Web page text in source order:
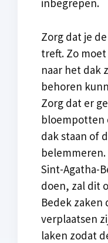
inbegrepen.
Zorg dat je
treft. Zo
naar het dak
behoren
Zorg dat er
bloempotten
dak staan of
Sint-Agatha-
doen, zal dit
Bedek zaken
verplaatsen
laken zodat